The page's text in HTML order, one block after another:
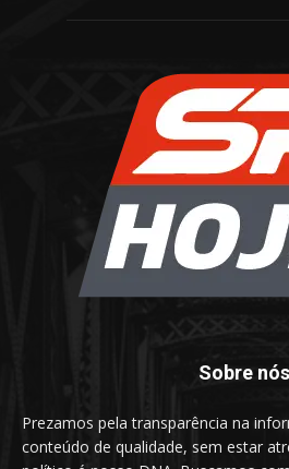
Sobre nós
Prezamos pela transparência na
conteúdo de qualidade, sem estar